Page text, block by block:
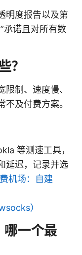
明度报告以及第
承诺且对所有数
？
制、速度慢、
及付费方案。
等测速工具，
延迟，记录并选
机场：自建
）
哪一个最